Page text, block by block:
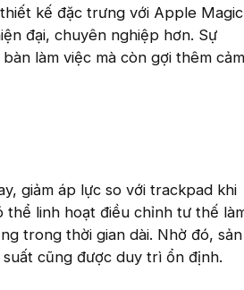
kế đặc trưng với Apple Magic
đại, chuyên nghiệp hơn. Sự
làm việc mà còn gợi thêm cảm
giảm áp lực so với trackpad khi
thể linh hoạt điều chỉnh tư thế
trong thời gian dài. Nhờ đó, sản
suất cũng được duy trì ổn định.